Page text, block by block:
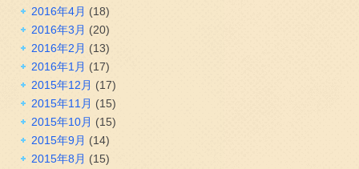
2016年4月 (18)
2016年3月 (20)
2016年2月 (13)
2016年1月 (17)
2015年12月 (17)
2015年11月 (15)
2015年10月 (15)
2015年9月 (14)
2015年8月 (15)